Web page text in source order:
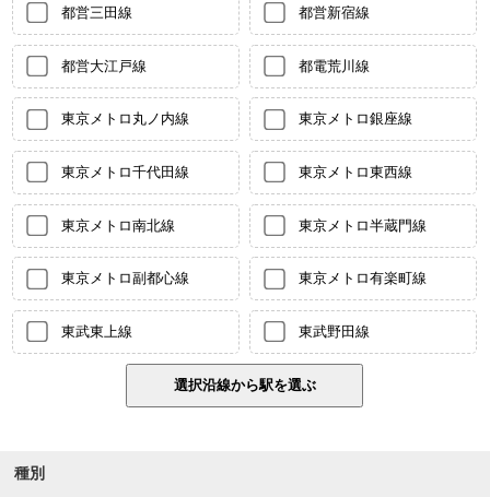
都営三田線 都営新宿線
都営大江戸線 都電荒川線
東京メトロ丸ノ内線 東京メトロ銀座線
東京メトロ千代田線 東京メトロ東西線
東京メトロ南北線 東京メトロ半蔵門線
東京メトロ副都心線 東京メトロ有楽町線
東武東上線 東武野田線
種別